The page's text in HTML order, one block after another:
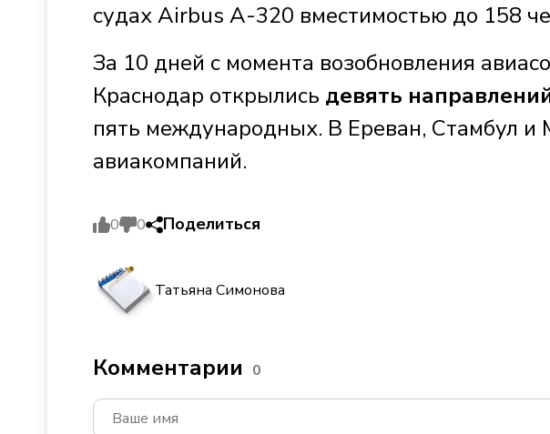
судах Airbus А-320 вместимостью до 158
За 10 дней с момента возобновления
Краснодар открылись девять
пять международных. В Ереван, Стамбул и
авиакомпаний.
0 0 Поделиться
Татьяна Симонова
Комментарии 0